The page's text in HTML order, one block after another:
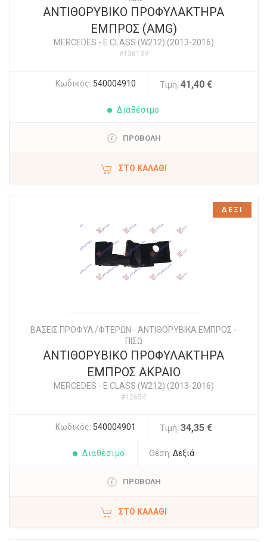
ΑΝΤΙΘΟΡΥΒΙΚΟ ΠΡΟΦΥΛΑΚΤΗΡΑ
ΕΜΠΡΟΣ (AMG)
MERCEDES - E CLASS (W212) (2013-2016)
#138139
Κωδικός: 540004910 Τιμή: 41,40 €
Διαθέσιμο
ΠΡΟΒΟΛΗ
ΣΤΟ ΚΑΛΆΘΙ
ΒΑΣΕΙΣ ΠΡΟΦΥΛ./ΦΤΕΡΩΝ - ΑΝΤΙΘΟΡΥΒΙΚΑ ΕΜΠΡΟΣ -
ΠΙΣΩ
ΑΝΤΙΘΟΡΥΒΙΚΟ ΠΡΟΦΥΛΑΚΤΗΡΑ
ΕΜΠΡΟΣ ΑΚΡΑΙΟ
MERCEDES - E CLASS (W212) (2013-2016)
#12654
Κωδικός: 540004901 Τιμή: 34,35 €
Διαθέσιμο Θέση: Δεξιά
ΠΡΟΒΟΛΗ
ΣΤΟ ΚΑΛΆΘΙ
ΔΕΞΙ